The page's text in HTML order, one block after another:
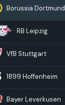
Borussia Dortmund
RB Leipzig
VfB Stuttgart
1899 Hoffenheim
Bayer Leverkusen